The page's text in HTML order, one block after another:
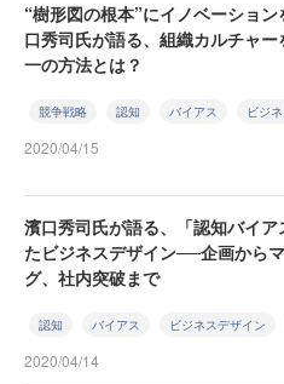
“樹形図の根本”にイノベーショ
口秀司氏が語る、組織カルチャ
一の方法とは？
競争戦略 認知 バイアス ビジ
2020/04/15
濱口秀司氏が語る、「認知バイア
たビジネスデザイン──企画から
グ、社内突破まで
認知 バイアス ビジネスデザイン
2020/04/14